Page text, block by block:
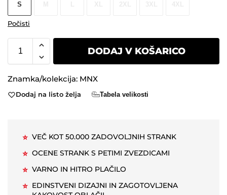
S
Počisti
DODAJ V KOŠARICO
Znamka/kolekcija: MNX
Dodaj na listo želja Tabela velikosti
⭐ VEČ KOT 50.000 ZADOVOLJNIH STRANK
⭐ OCENE STRANK S PETIMI ZVEZDICAMI
⭐ VARNO IN HITRO PLAČILO
⭐ EDINSTVENI DIZAJNI IN ZAGOTOVLJENA